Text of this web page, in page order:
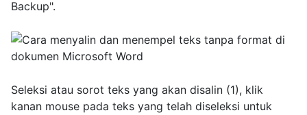
Backup".
Seleksi atau sorot teks yang akan disalin (1), klik
kanan mouse pada teks yang telah diseleksi untuk